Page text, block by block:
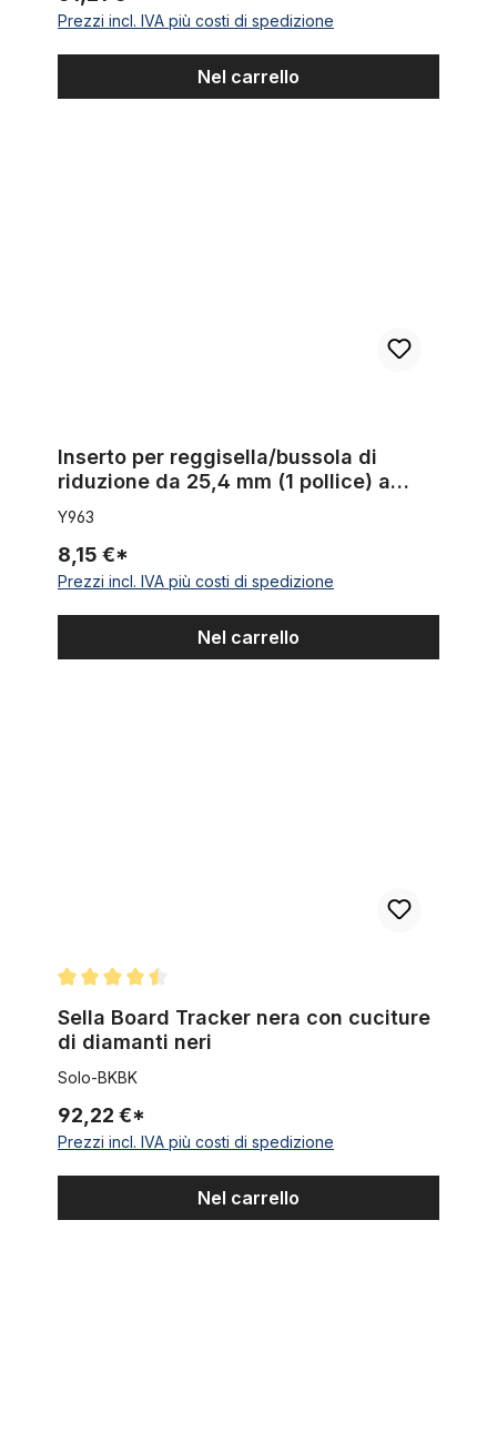
Prezzi incl. IVA più costi di spedizione
Nel carrello
Inserto per reggisella/bussola di
riduzione da 25,4 mm (1 pollice) a
28,6 mm (1 1/8 pollici)
Y963
8,15 €*
Prezzi incl. IVA più costi di spedizione
Nel carrello
Sella Board Tracker nera con cuciture
di diamanti neri
Solo-BKBK
92,22 €*
Prezzi incl. IVA più costi di spedizione
Nel carrello